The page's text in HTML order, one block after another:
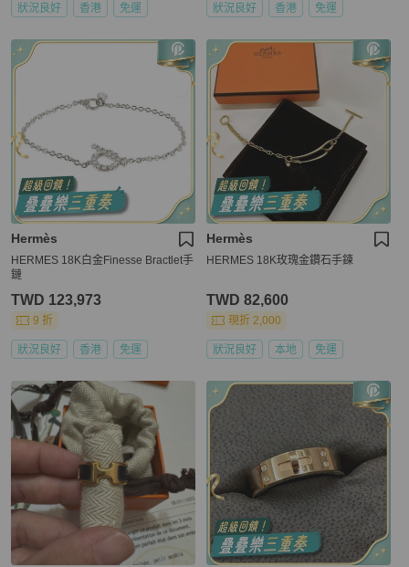
狀況良好 香港 免運 狀況良好 香港 免運
Hermès
HERMES 18K白金Finesse Bractlet手
鏈
TWD 123,973
9 折
狀況良好 香港 免運
Hermès
HERMES 18K玫瑰金鑽石手鍊
TWD 82,600
現折 2,000
狀況良好 本地 免運